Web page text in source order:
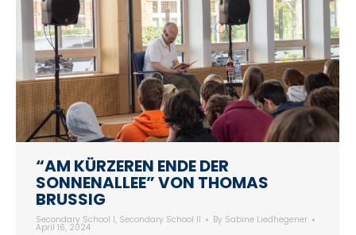
“AM KÜRZEREN ENDE DER
SONNENALLEE” VON THOMAS
BRUSSIG
Secondary School I, Secondary School II By Sabine Liedhegener
April 16, 2024